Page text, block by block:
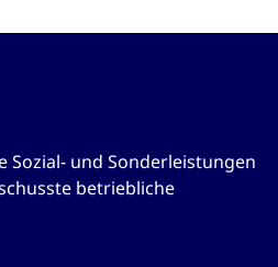
Sozial- und Sonderleistungen
betriebliche